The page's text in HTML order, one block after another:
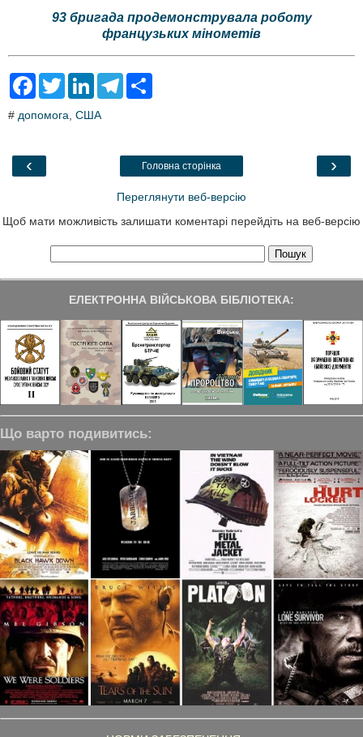
93 бригада продемонструвала роботу
французьких мінометів
F
e
o
T
t
L
k
T
a
# допомога США
‹ ›
Головна сторінка
Переглянути веб-версію
Щоб мати можливість залишати коментарі перейдіть на веб-версію
ЕЛЕКТРОННА ВІЙСЬКОВА БІБЛІОТЕКА:
Що варто подивитись: